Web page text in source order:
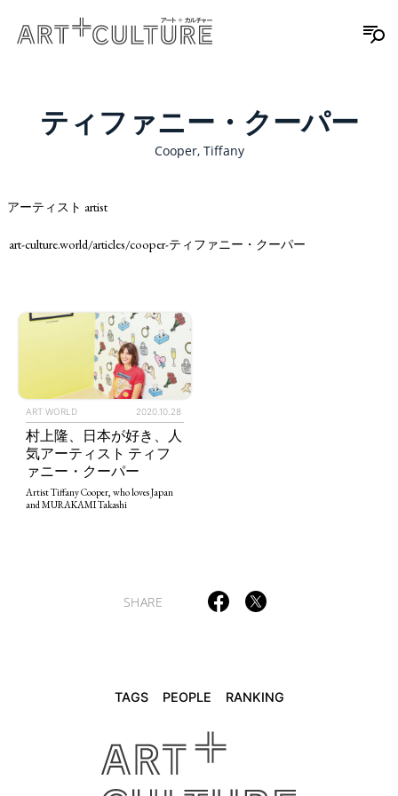
TAGS PEOPLE
POLITICS REVIEWS ARTICLES
ティファニー・クーパー
Cooper, Tiffany
アーティスト artist
art-culture.world/articles/cooper-ティファニー・クーパー
ART WORLD 2020.10.28
村上隆、日本が好き、人
気アーティスト ティフ
ァニー・クーパー
Artist Tiffany Cooper, who loves Japan
and MURAKAMI Takashi
SHARE
TAGS PEOPLE RANKING